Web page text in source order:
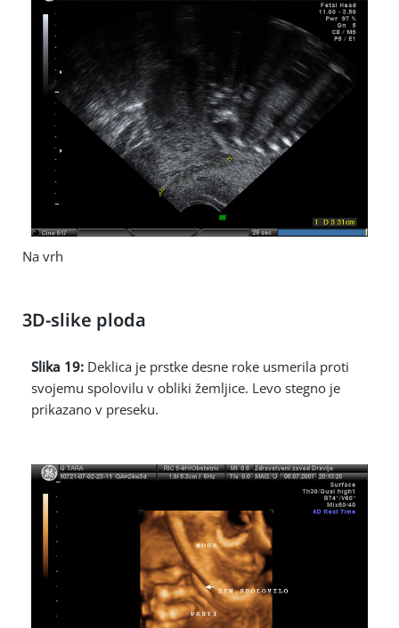
Na vrh
3D-slike ploda
Slika 19: Deklica je prstke desne roke usmerila proti
svojemu spolovilu v obliki žemljice. Levo stegno je
prikazano v preseku.